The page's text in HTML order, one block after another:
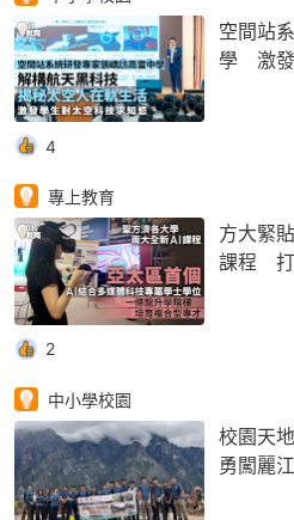
空間站
學 激發
4
專上教育
方大緊
課程 打
2
中小學校園
校園天
勇闖麗